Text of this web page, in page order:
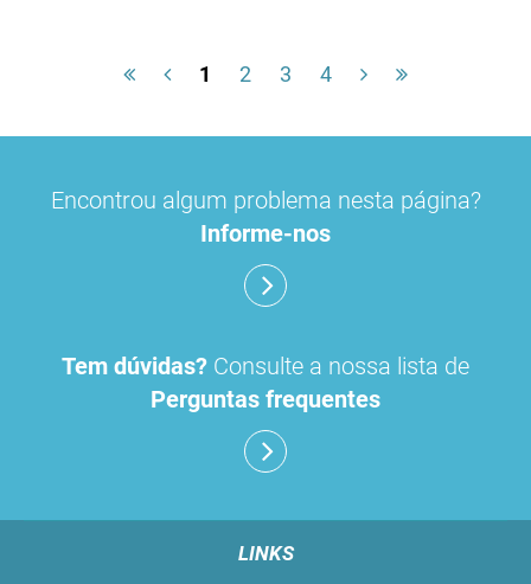
1 2 3 4
Encontrou algum problema nesta página?
Informe-nos
Tem dúvidas? Consulte a nossa lista de
Perguntas frequentes
LINKS